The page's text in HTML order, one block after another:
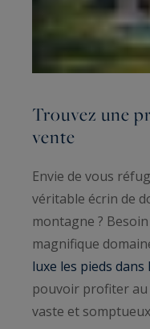
Trouvez une
vente
Envie de vous
véritable écrin de
montagne ?
magnifique
luxe les pieds dans
pouvoir profiter au
vaste et